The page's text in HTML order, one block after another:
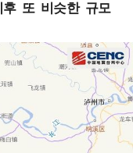
또 비슷한 규모